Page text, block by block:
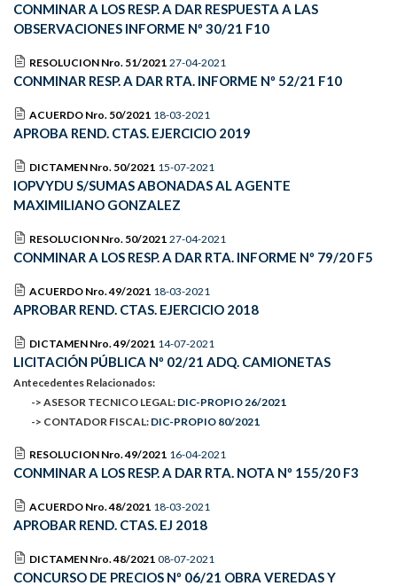
CONMINAR A LOS RESP. A DAR RESPUESTA A LAS
OBSERVACIONES INFORME Nº 30/21 F10
RESOLUCION Nro. 51/2021 27-04-2021
CONMINAR RESP. A DAR RTA. INFORME Nº 52/21 F10
ACUERDO Nro. 50/2021 18-03-2021
APROBA REND. CTAS. EJERCICIO 2019
DICTAMEN Nro. 50/2021 15-07-2021
IOPVYDU S/SUMAS ABONADAS AL AGENTE
MAXIMILIANO GONZALEZ
RESOLUCION Nro. 50/2021 27-04-2021
CONMINAR A LOS RESP. A DAR RTA. INFORME Nº 79/20 F5
ACUERDO Nro. 49/2021 18-03-2021
APROBAR REND. CTAS. EJERCICIO 2018
DICTAMEN Nro. 49/2021 14-07-2021
LICITACIÓN PÚBLICA Nº 02/21 ADQ. CAMIONETAS
Antecedentes Relacionados:
-> ASESOR TECNICO LEGAL: DIC-PROPIO 26/2021
-> CONTADOR FISCAL: DIC-PROPIO 80/2021
RESOLUCION Nro. 49/2021 16-04-2021
CONMINAR A LOS RESP. A DAR RTA. NOTA Nº 155/20 F3
ACUERDO Nro. 48/2021 18-03-2021
APROBAR REND. CTAS. EJ 2018
DICTAMEN Nro. 48/2021 08-07-2021
CONCURSO DE PRECIOS Nº 06/21 OBRA VEREDAS Y